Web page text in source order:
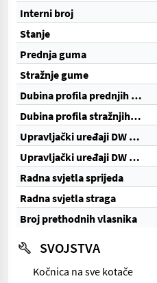
Interni broj
Stanje
Prednja guma
Stražnje gume
Dubina profila prednjih guma (%)
Dubina profila stražnjih guma (%)
Upravljački uređaji DW (ukupno)
Upravljački uređaji DW (električni)
Radna svjetla sprijeda
Radna svjetla straga
Broj prethodnih vlasnika
SVOJSTVA
Kočnica na sve kotače